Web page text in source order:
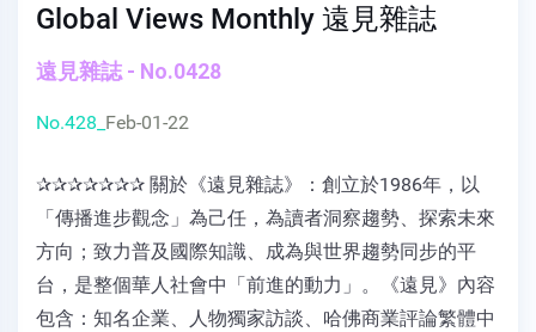
Global Views Monthly 遠見雜誌
遠見雜誌 - No.0428
No.428_ Feb-01-22
✰✰✰✰✰✰✰ 關於《遠見雜誌》：創立於1986年，以
「傳播進步觀念」為己任，為讀者洞察趨勢、探索未來
方向；致力普及國際知識、成為與世界趨勢同步的平
台，是整個華人社會中「前進的動力」。《遠見》內容
包含：知名企業、人物獨家訪談、哈佛商業評論繁體中